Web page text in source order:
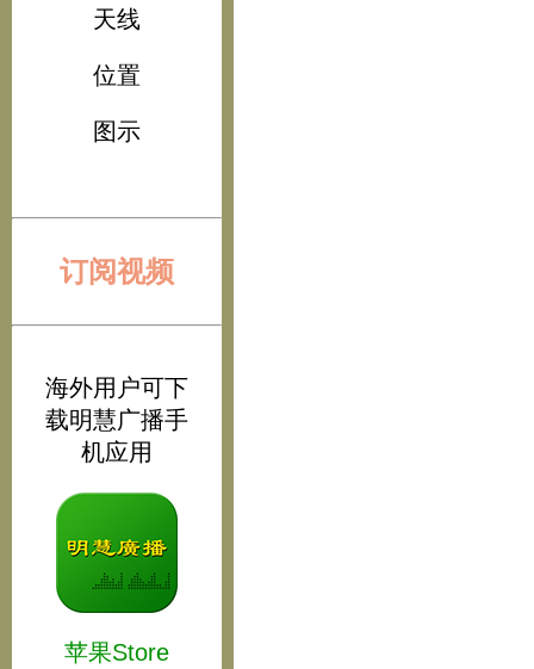
天线
位置
图示
订阅视频
海外用户可下
载明慧广播手
机应用
苹果Store